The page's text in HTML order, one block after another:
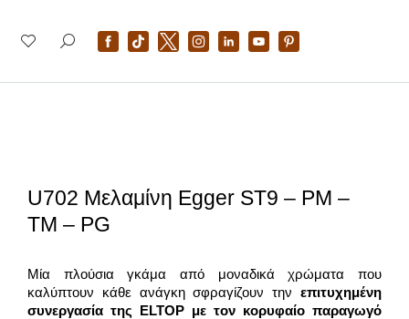
U702 Μελαμίνη Egger ST9 – PM –
TM – PG
Μία πλούσια γκάμα από μοναδικά χρώματα που
καλύπτουν κάθε ανάγκη σφραγίζουν την επιτυχημένη
συνεργασία της ELTOP με τον κορυφαίο παραγωγό